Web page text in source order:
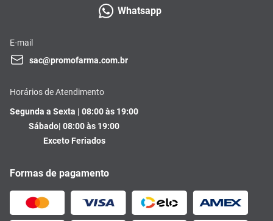
Whatsapp
E-mail
sac@promofarma.com.br
Horários de Atendimento
Segunda a Sexta | 08:00 às 19:00
Sábado| 08:00 às 19:00
Exceto Feriados
Formas de pagamento